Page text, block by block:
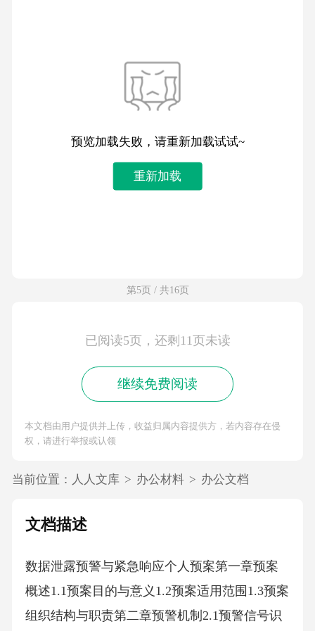
预览加载失败，请重新加载试试~
重新加载
第5页 / 共16页
已阅读5页，还剩11页未读
继续免费阅读
本文档由用户提供并上传，收益归属内容提供方，若内容存在侵
权，请进行举报或认领
当前位置： 人人文库 > 办公材料 > 办公文档
文档描述
数据泄露预警与紧急响应个人预案第一章预案
概述1.1预案目的与意义1.2预案适用范围1.3预案
组织结构与职责第二章预警机制2.1预警信号识